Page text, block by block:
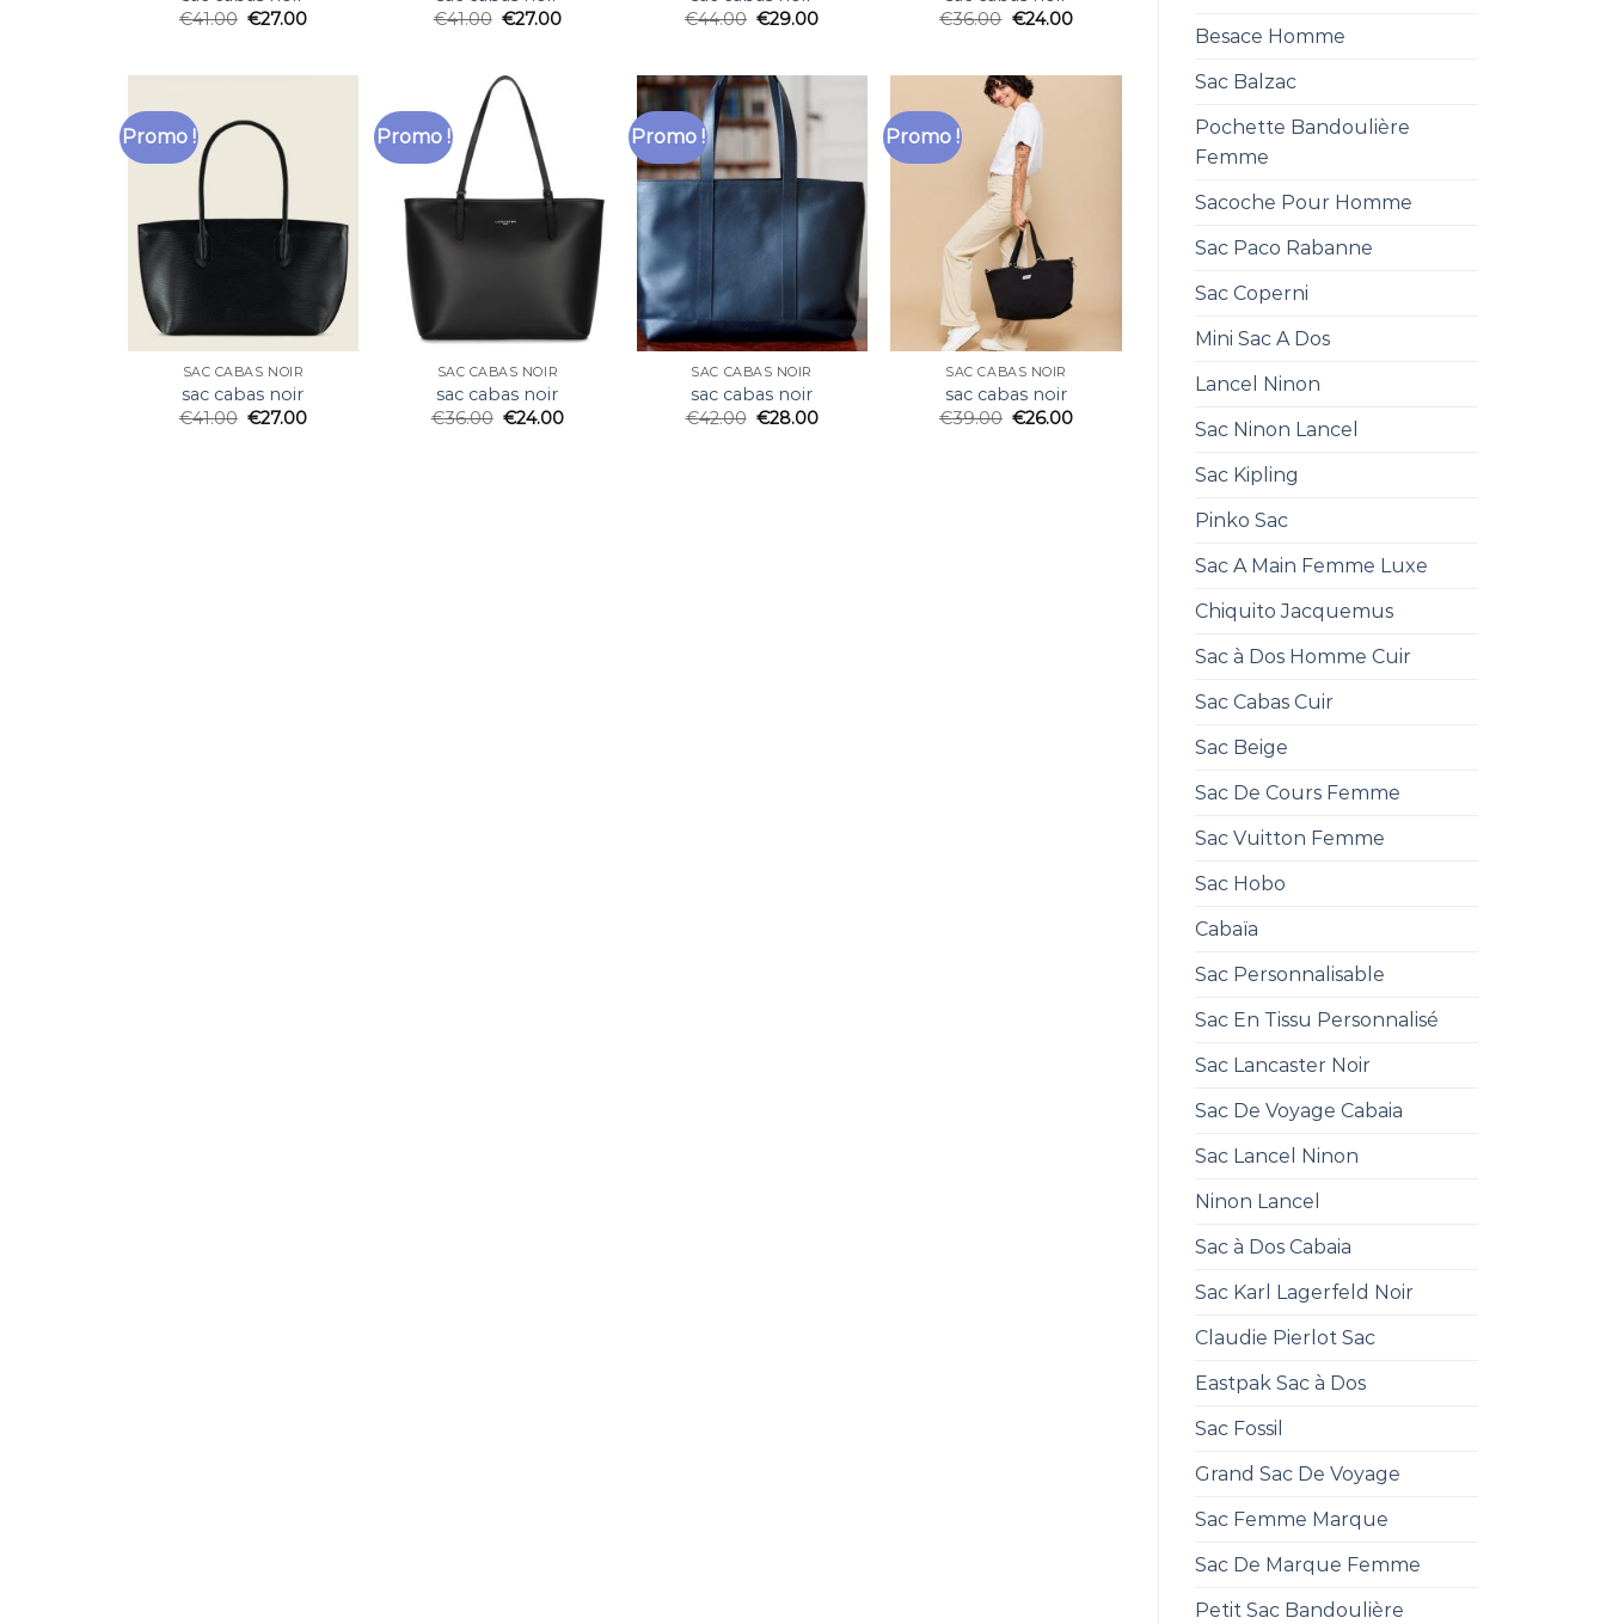
Besace Homme
Sac Balzac
Pochette Bandoulière
Femme
Sacoche Pour Homme
Sac Paco Rabanne
Sac Coperni
Mini Sac A Dos
Lancel Ninon
Sac Ninon Lancel
Sac Kipling
Pinko Sac
Sac A Main Femme Luxe
Chiquito Jacquemus
Sac à Dos Homme Cuir
Sac Cabas Cuir
Sac Beige
Sac De Cours Femme
Sac Vuitton Femme
Sac Hobo
Cabaïa
Sac Personnalisable
Sac En Tissu Personnalisé
Sac Lancaster Noir
Sac De Voyage Cabaia
Sac Lancel Ninon
Ninon Lancel
Sac à Dos Cabaia
Sac Karl Lagerfeld Noir
Claudie Pierlot Sac
Eastpak Sac à Dos
Sac Fossil
Grand Sac De Voyage
Sac Femme Marque
Sac De Marque Femme
Petit Sac Bandoulière
€41.00 €27.00
€41.00 €27.00
€44.00 €29.00
€36.00 €24.00
Promo !
SAC CABAS NOIR
sac cabas noir
€41.00 €27.00
Promo !
SAC CABAS NOIR
sac cabas noir
€36.00 €24.00
Promo !
SAC CABAS NOIR
sac cabas noir
€42.00 €28.00
Promo !
SAC CABAS NOIR
sac cabas noir
€39.00 €26.00